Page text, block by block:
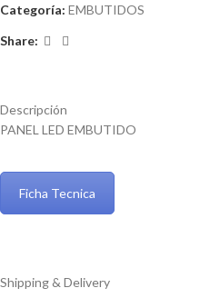
Categoría: EMBUTIDOS
Share:
Descripción
PANEL LED EMBUTIDO
Ficha Tecnica
Shipping & Delivery